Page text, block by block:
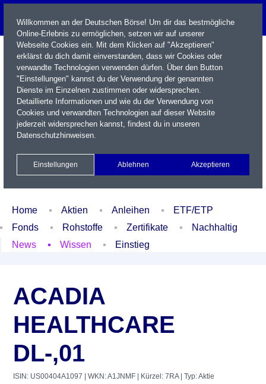
Name / WKN / ISIN / Kürzel
Xetra Realtime
Watchlist Portfolio Login
Home Aktien Anleihen
ETF/ETP
Fonds
Rohstoffe Zertifikate
Nachhaltig
News
Wissen Einstieg
ACADIA
HEALTHCARE
DL-,01
ISIN: US00404A1097 | WKN: A1JNMF | Kürzel: 7RA| Typ: Aktie
Willkommen an der Deutschen Börse! Um dir das bestmögliche
Online-Erlebnis zu ermöglichen, setzen wir auf unserer
Webseite Cookies ein. Mit dem Klicken auf "Akzeptieren"
erklärst du dich damit einverstanden, dass wir Cookies oder
verwandte Technologien verwenden dürfen. Über den Button
"Einstellungen" kannst du der Verwendung der genannten
Dienste im Einzelnen zustimmen oder widersprechen.
Detaillierte Informationen und wie du der Verwendung von
Cookies und verwandten Technologien auf dieser Website
jederzeit widersprechen kannst, findest du in unseren
Datenschutzhinweisen.
Einstellungen Ablehnen Akzeptieren